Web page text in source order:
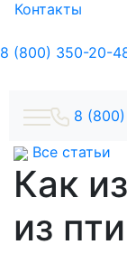
Контакты
8 (800) 350-20-
8
Все статьи
Как
из